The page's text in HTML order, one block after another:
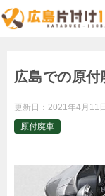
広島での原
更新日： 2021年4月11日
原付廃車